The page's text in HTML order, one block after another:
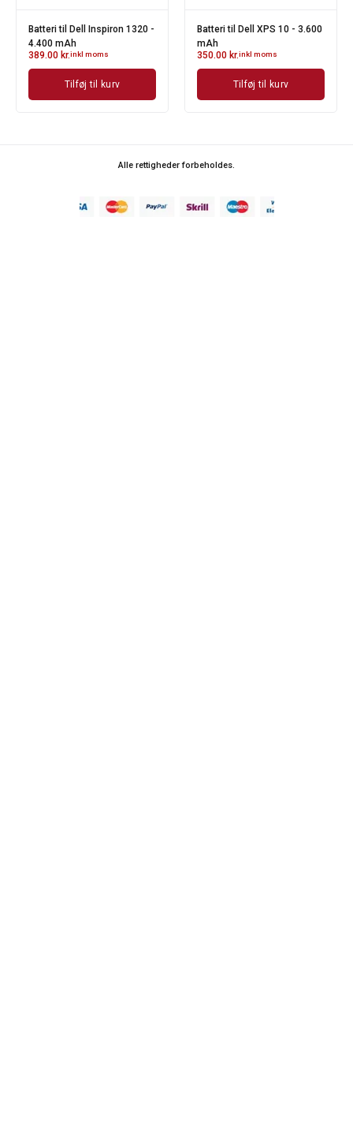
Batteri til Dell Inspiron 1320 -
4.400 mAh
389.00 kr.inkl moms
Tilføj til kurv
Batteri til Dell XPS 10 - 3.600
mAh
350.00 kr.inkl moms
Tilføj til kurv
Alle rettigheder forbeholdes.